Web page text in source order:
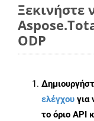
Ξεκινήστε
ODP
ελέγχου για
το όριο API